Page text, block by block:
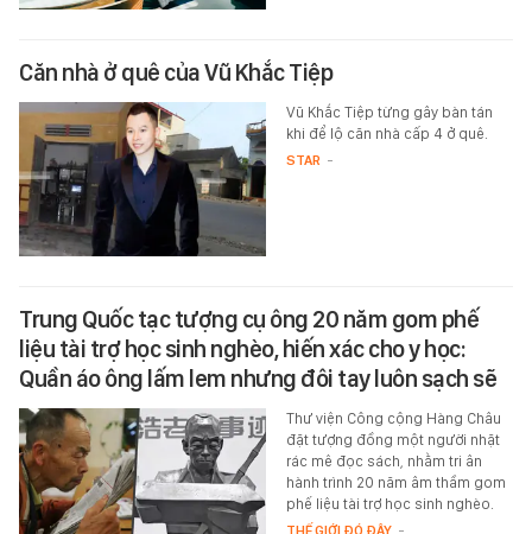
Căn nhà ở quê của Vũ Khắc Tiệp
Vũ Khắc Tiệp từng gây bàn tán
khi để lộ căn nhà cấp 4 ở quê.
STAR -
Trung Quốc tạc tượng cụ ông 20 năm gom phế
liệu tài trợ học sinh nghèo, hiến xác cho y học:
Quần áo ông lấm lem nhưng đôi tay luôn sạch sẽ
Thư viện Công cộng Hàng Châu
đặt tượng đồng một người nhặt
rác mê đọc sách, nhằm tri ân
hành trình 20 năm âm thầm gom
phế liệu tài trợ học sinh nghèo.
THẾ GIỚI ĐÓ ĐÂY -